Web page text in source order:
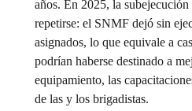
años. En 2025, la
repetirse: el SNMF dejó sin
asignados, lo que equivale a
podrían haberse destinado a
equipamiento, las
de las y los brigadistas.